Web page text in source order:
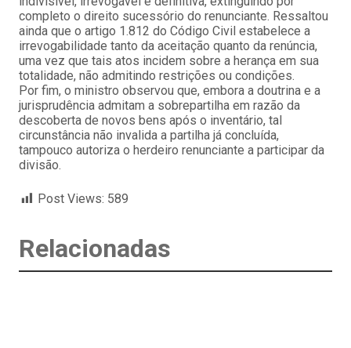
completo o direito sucessório do renunciante. Ressaltou
ainda que o artigo 1.812 do Código Civil estabelece a
irrevogabilidade tanto da aceitação quanto da renúncia,
uma vez que tais atos incidem sobre a herança em sua
totalidade, não admitindo restrições ou condições.
Por fim, o ministro observou que, embora a doutrina e a
jurisprudência admitam a sobrepartilha em razão da
descoberta de novos bens após o inventário, tal
circunstância não invalida a partilha já concluída,
tampouco autoriza o herdeiro renunciante a participar da
divisão.
Post Views: 589
Relacionadas